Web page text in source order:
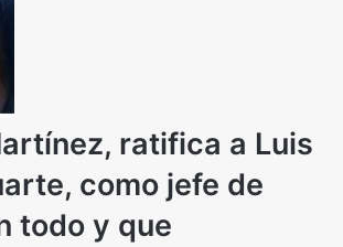
ratifica a Luis
como jefe de
todo y que